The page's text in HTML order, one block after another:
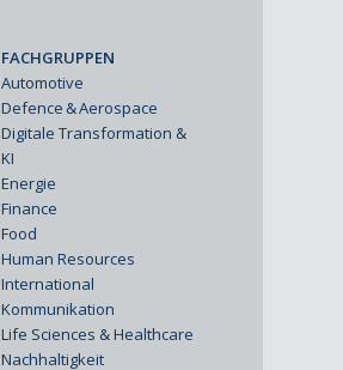
FACHGRUPPEN
Automotive
Defence & Aerospace
Digitale Transformation &
KI
Energie
Finance
Food
Human Resources
International
Kommunikation
Life Sciences & Healthcare
Nachhaltigkeit